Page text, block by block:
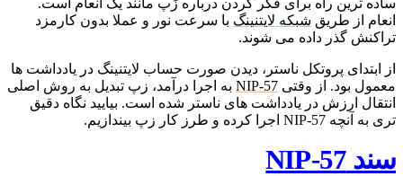
انعام از طریق شبکه لایتنینگ با سرعت نور و عملا بدون کارمزد
تراکنش گذر داده می شوند.
از ابتدای پروتکل ناستر، دیدن صورت حساب لایتنینگ در یادداشت ها
معمول بود. از وقتی NIP-57 به اجرا درآمد، زپ تبدیل به روش اصلی
انتقال ارزش در یادداشت های ناستر شده است. بیایید نگاه دقیق
تری به آنچه NIP-57 اجرا کرده و طرز کار زپ بیندازیم.
سند NIP-57